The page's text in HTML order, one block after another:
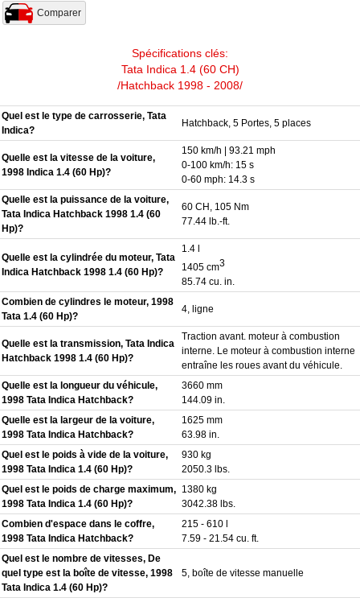
Comparer
Spécifications clés:
Tata Indica 1.4 (60 CH)
/Hatchback 1998 - 2008/
Quel est le type de carrosserie, Tata
Indica?
Hatchback, 5 Portes, 5 places
Quelle est la vitesse de la voiture,
1998 Indica 1.4 (60 Hp)?
150 km/h | 93.21 mph
0-100 km/h: 15 s
0-60 mph: 14.3 s
Quelle est la puissance de la voiture,
Tata Indica Hatchback 1998 1.4 (60
Hp)?
60 CH, 105 Nm
77.44 lb.-ft.
Quelle est la cylindrée du moteur, Tata
Indica Hatchback 1998 1.4 (60 Hp)?
1.4 l
1405 cm3
85.74 cu. in.
Combien de cylindres le moteur, 1998
Tata 1.4 (60 Hp)?
4, ligne
Quelle est la transmission, Tata Indica
Hatchback 1998 1.4 (60 Hp)?
Traction avant. moteur à combustion
interne. Le moteur à combustion interne
entraîne les roues avant du véhicule.
Quelle est la longueur du véhicule,
1998 Tata Indica Hatchback?
3660 mm
144.09 in.
Quelle est la largeur de la voiture,
1998 Tata Indica Hatchback?
1625 mm
63.98 in.
Quel est le poids à vide de la voiture,
1998 Tata Indica 1.4 (60 Hp)?
930 kg
2050.3 lbs.
Quel est le poids de charge maximum,
1998 Tata Indica 1.4 (60 Hp)?
1380 kg
3042.38 lbs.
Combien d'espace dans le coffre,
1998 Tata Indica Hatchback?
215 - 610 l
7.59 - 21.54 cu. ft.
Quel est le nombre de vitesses, De
quel type est la boîte de vitesse, 1998
Tata Indica 1.4 (60 Hp)?
5, boîte de vitesse manuelle